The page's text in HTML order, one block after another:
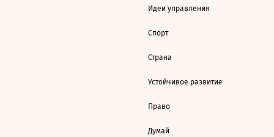
Идеи управления
Спорт
Страна
Устойчивое развитие
Право
Думай